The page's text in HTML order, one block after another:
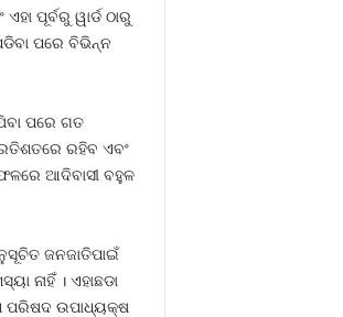
ପୂର୍ବରୁ ୱାର୍ଡ ଠାରୁ
ପରେ ବିଭିନ୍ନ
ପରେ ଗତ
ରହିବ ଏବଂ
ଆଦିବାସୀ ବହୁଳ
ଜନଜାତିପାଇଁ
ନାହିଁ । ଏହାଛଡା
ପରିଷଦ ଉପାଧ୍ୟକ୍ଷ